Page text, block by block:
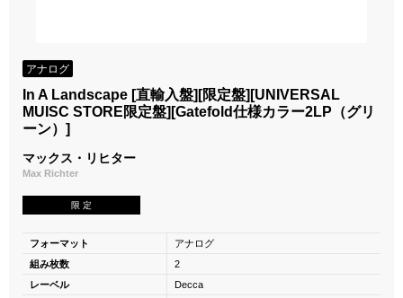
アナログ
In A Landscape [直輸入盤][限定盤][UNIVERSAL
MUISC STORE限定盤][Gatefold仕様カラー2LP（グリ
ーン）]
マックス・リヒター
Max Richter
限 定
フォーマット
アナログ
組み枚数
2
レーベル
Decca